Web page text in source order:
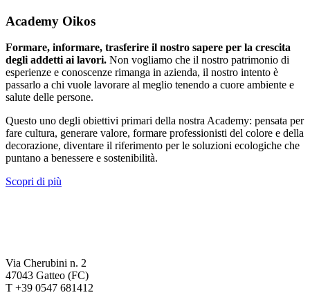
Academy Oikos
Formare, informare, trasferire il nostro sapere per la crescita
degli addetti ai lavori. Non vogliamo che il nostro patrimonio di
esperienze e conoscenze rimanga in azienda, il nostro intento è
passarlo a chi vuole lavorare al meglio tenendo a cuore ambiente e
salute delle persone.
Questo uno degli obiettivi primari della nostra Academy: pensata per
fare cultura, generare valore, formare professionisti del colore e della
decorazione, diventare il riferimento per le soluzioni ecologiche che
puntano a benessere e sostenibilità.
Scopri di più
Via Cherubini n. 2
47043 Gatteo (FC)
T +39 0547 681412